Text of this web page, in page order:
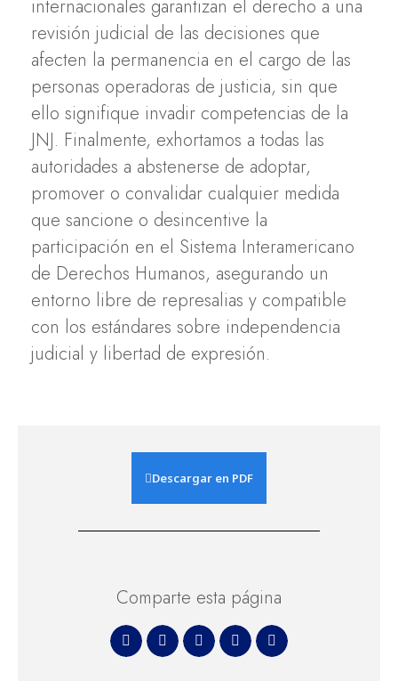
internacionales garantizan el derecho a una
revisión judicial de las decisiones que
afecten la permanencia en el cargo de las
personas operadoras de justicia, sin que
ello signifique invadir competencias de la
JNJ. Finalmente, exhortamos a todas las
autoridades a abstenerse de adoptar,
promover o convalidar cualquier medida
que sancione o desincentive la
participación en el Sistema Interamericano
de Derechos Humanos, asegurando un
entorno libre de represalias y compatible
con los estándares sobre independencia
judicial y libertad de expresión.
Descargar en PDF
Comparte esta página